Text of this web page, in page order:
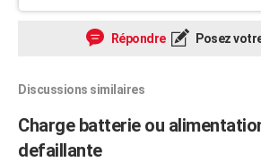
Répondre Posez
Discussions similaires
Charge batterie ou
defaillante